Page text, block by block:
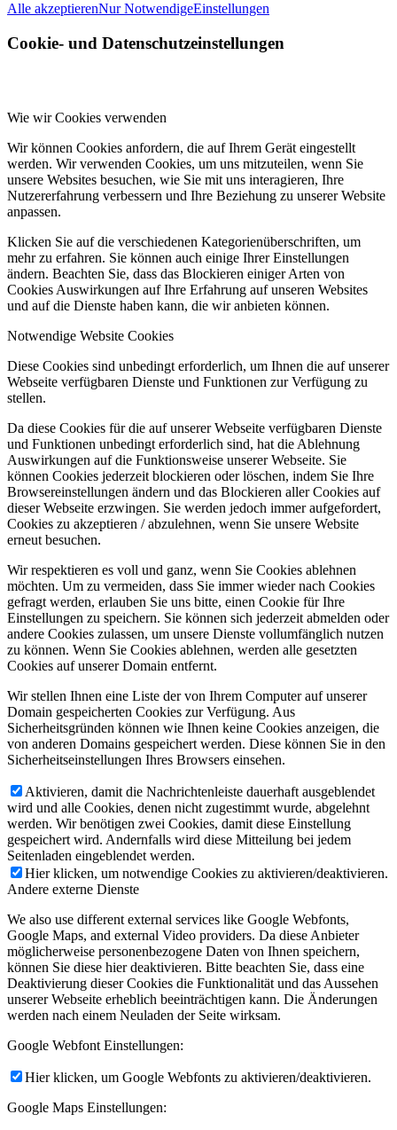
Alle akzeptierenNur NotwendigeEinstellungen
Cookie- und Datenschutzeinstellungen
Wie wir Cookies verwenden
Wir können Cookies anfordern, die auf Ihrem Gerät eingestellt
werden. Wir verwenden Cookies, um uns mitzuteilen, wenn Sie
unsere Websites besuchen, wie Sie mit uns interagieren, Ihre
Nutzererfahrung verbessern und Ihre Beziehung zu unserer Website
anpassen.
Klicken Sie auf die verschiedenen Kategorienüberschriften, um
mehr zu erfahren. Sie können auch einige Ihrer Einstellungen
ändern. Beachten Sie, dass das Blockieren einiger Arten von
Cookies Auswirkungen auf Ihre Erfahrung auf unseren Websites
und auf die Dienste haben kann, die wir anbieten können.
Notwendige Website Cookies
Diese Cookies sind unbedingt erforderlich, um Ihnen die auf unserer
Webseite verfügbaren Dienste und Funktionen zur Verfügung zu
stellen.
Da diese Cookies für die auf unserer Webseite verfügbaren Dienste
und Funktionen unbedingt erforderlich sind, hat die Ablehnung
Auswirkungen auf die Funktionsweise unserer Webseite. Sie
können Cookies jederzeit blockieren oder löschen, indem Sie Ihre
Browsereinstellungen ändern und das Blockieren aller Cookies auf
dieser Webseite erzwingen. Sie werden jedoch immer aufgefordert,
Cookies zu akzeptieren / abzulehnen, wenn Sie unsere Website
erneut besuchen.
Wir respektieren es voll und ganz, wenn Sie Cookies ablehnen
möchten. Um zu vermeiden, dass Sie immer wieder nach Cookies
gefragt werden, erlauben Sie uns bitte, einen Cookie für Ihre
Einstellungen zu speichern. Sie können sich jederzeit abmelden oder
andere Cookies zulassen, um unsere Dienste vollumfänglich nutzen
zu können. Wenn Sie Cookies ablehnen, werden alle gesetzten
Cookies auf unserer Domain entfernt.
Wir stellen Ihnen eine Liste der von Ihrem Computer auf unserer
Domain gespeicherten Cookies zur Verfügung. Aus
Sicherheitsgründen können wie Ihnen keine Cookies anzeigen, die
von anderen Domains gespeichert werden. Diese können Sie in den
Sicherheitseinstellungen Ihres Browsers einsehen.
Aktivieren, damit die Nachrichtenleiste dauerhaft ausgeblendet
wird und alle Cookies, denen nicht zugestimmt wurde, abgelehnt
werden. Wir benötigen zwei Cookies, damit diese Einstellung
gespeichert wird. Andernfalls wird diese Mitteilung bei jedem
Seitenladen eingeblendet werden.
Hier klicken, um notwendige Cookies zu aktivieren/deaktivieren.
Andere externe Dienste
We also use different external services like Google Webfonts,
Google Maps, and external Video providers. Da diese Anbieter
möglicherweise personenbezogene Daten von Ihnen speichern,
können Sie diese hier deaktivieren. Bitte beachten Sie, dass eine
Deaktivierung dieser Cookies die Funktionalität und das Aussehen
unserer Webseite erheblich beeinträchtigen kann. Die Änderungen
werden nach einem Neuladen der Seite wirksam.
Google Webfont Einstellungen:
Hier klicken, um Google Webfonts zu aktivieren/deaktivieren.
Google Maps Einstellungen: